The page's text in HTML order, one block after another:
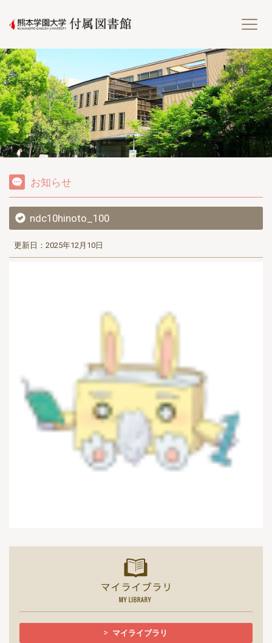
熊
お知らせ
ndc10hinoto_100
更新日：2025年12月10日
マイライブラリ